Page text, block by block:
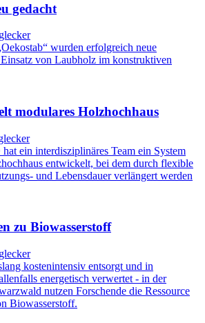
gedacht
wurden erfolgreich neue
von Laubholz im konstruktiven
modulares Holzhochhaus
ein interdisziplinäres Team ein System
entwickelt, bei dem durch flexible
und Lebensdauer verlängert werden
zu Biowasserstoff
kostenintensiv entsorgt und in
energetisch verwertet - in der
nutzen Forschende die Ressource
Biowasserstoff.